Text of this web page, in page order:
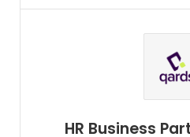
HR Business